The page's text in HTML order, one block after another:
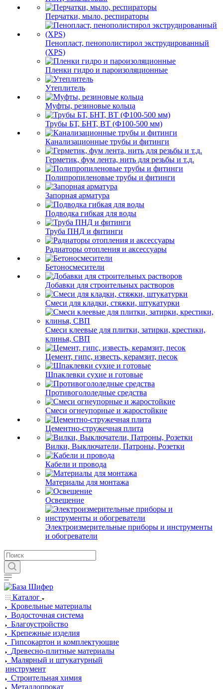
Перчатки, мыло, респираторы
Пенопласт, пенополистирол экструдированный
(XPS)
Пленки гидро и пароизоляционные
Утеплитель
Муфты, резиновые кольца
Трубы БТ, БНТ, ВТ (Ф100-500 мм)
Канализационные трубы и фитинги
Герметик, фум лента, нить для резьбы и т.д.
Полипропиленовые трубы и фитинги
Запорная арматура
Подводка гибкая для воды
Труба ПНД и фитинги
Радиаторы отопления и аксессуары
Бетоносмесители
Добавки для строительных растворов
Смеси для кладки, стяжки, штукатурки
Смеси клеевые для плитки, затирки, крестики,
клинья, СВП
Цемент, гипс, известь, керамзит, песок
Шпаклевки сухие и готовые
Противогололедные средства
Смеси огнеупорные и жаростойкие
Цементно-стружечная плита
Вилки, Выключатели, Патроны, Розетки
Кабели и провода
Материалы для монтажа
Освещение
Электроизмерительные приборы и инструменты
и обогреватели
Каталог
Кровельные материалы
Водосточная система
Благоустройство
Крепежные изделия
Гипсокартон и комплектующие
Древесно-плитные материалы
Малярный и штукатурный
инструмент
Строительная химия
Металлопрокат